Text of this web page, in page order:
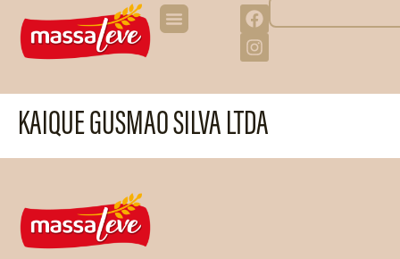
KAIQUE GUSMAO SILVA LTDA